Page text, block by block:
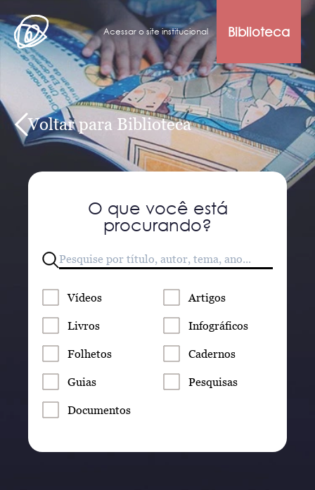
Acessar o site institucional Biblioteca
Voltar para Biblioteca
O que você está
procurando?
Vídeos Artigos
Livros Infográficos
Folhetos Cadernos
Guias Pesquisas
Documentos